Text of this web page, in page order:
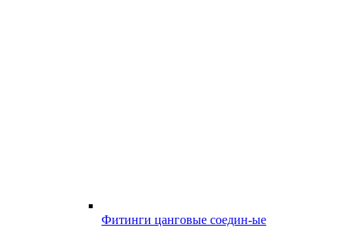
Фитинги цанговые соедин-ые